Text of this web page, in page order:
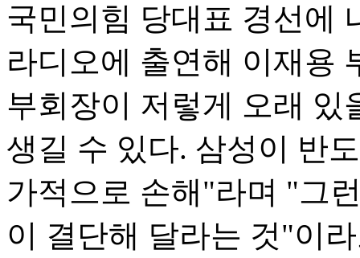
국민의힘 당대표 경선에
라디오에 출연해 이재용
부회장이 저렇게 오래 있
생길 수 있다. 삼성이 반
가적으로 손해"라며 "그
이 결단해 달라는 것"이